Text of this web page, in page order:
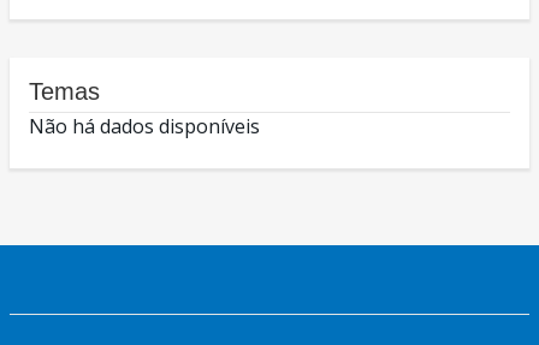
Temas
Não há dados disponíveis